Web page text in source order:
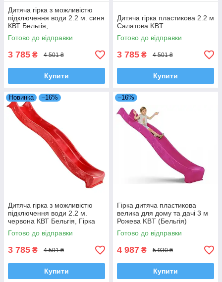
Дитяча гірка з можливістю
підключення води 2.2 м. синя
КВТ Бельгія,
Готово до відправки
3 785 ₴ 4 501 ₴
Купити
Дитяча гірка пластикова 2.2 м
Салатова KBT
Готово до відправки
3 785 ₴ 4 501 ₴
Купити
Новинка –16%
Дитяча гірка з можливістю
підключення води 2.2 м.
червона КВТ Бельгія, Гірка
дитяча 2.2 м. червона
Бельгія
Готово до відправки
3 785 ₴ 4 501 ₴
Купити
–16%
Гірка дитяча пластикова
велика для дому та дачі 3 м
Рожева KBT (Бельгія)
Готово до відправки
4 987 ₴ 5 930 ₴
Купити